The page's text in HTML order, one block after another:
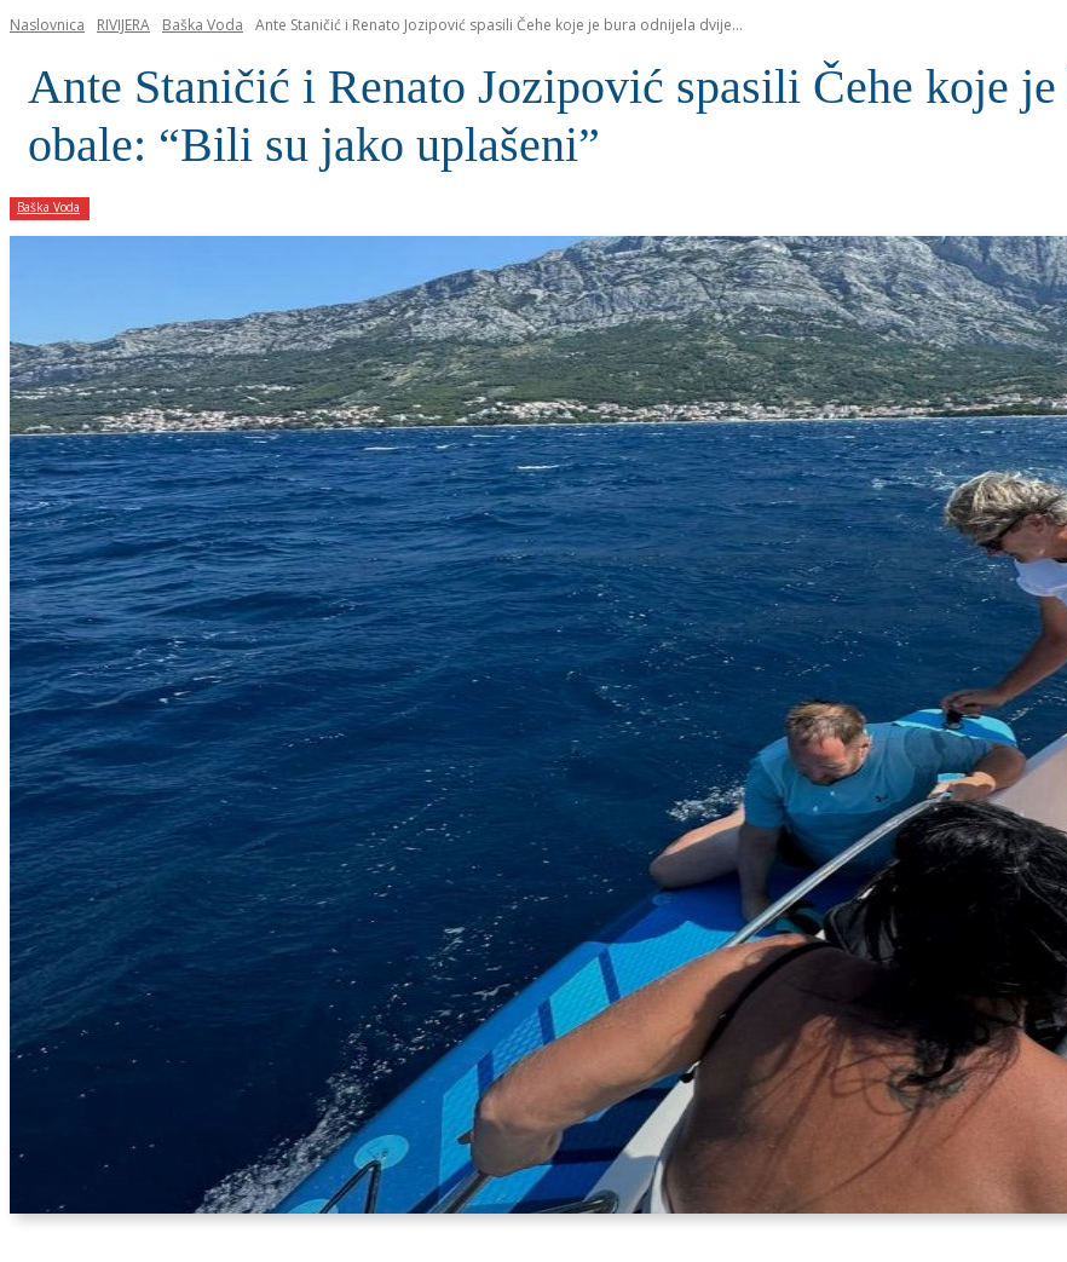
Naslovnica RIVIJERA Baška Voda Ante Staničić i Renato Jozipović spasili Čehe koje je bura odnijela dvije...
Ante Staničić i Renato Jozipović spasili Čehe koje
obale: “Bili su jako uplašeni”
Baška Voda